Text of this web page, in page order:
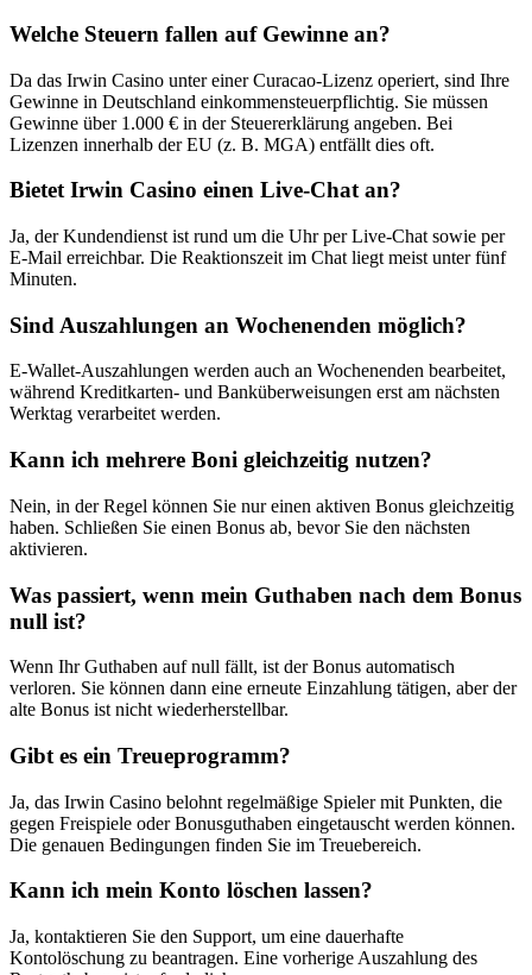
Welche Steuern fallen auf Gewinne an?
Da das Irwin Casino unter einer Curacao-Lizenz operiert, sind Ihre
Gewinne in Deutschland einkommensteuerpflichtig. Sie müssen
Gewinne über 1.000 € in der Steuererklärung angeben. Bei
Lizenzen innerhalb der EU (z. B. MGA) entfällt dies oft.
Bietet Irwin Casino einen Live-Chat an?
Ja, der Kundendienst ist rund um die Uhr per Live-Chat sowie per
E-Mail erreichbar. Die Reaktionszeit im Chat liegt meist unter fünf
Minuten.
Sind Auszahlungen an Wochenenden möglich?
E-Wallet-Auszahlungen werden auch an Wochenenden bearbeitet,
während Kreditkarten- und Banküberweisungen erst am nächsten
Werktag verarbeitet werden.
Kann ich mehrere Boni gleichzeitig nutzen?
Nein, in der Regel können Sie nur einen aktiven Bonus gleichzeitig
haben. Schließen Sie einen Bonus ab, bevor Sie den nächsten
aktivieren.
Was passiert, wenn mein Guthaben nach dem Bonus
null ist?
Wenn Ihr Guthaben auf null fällt, ist der Bonus automatisch
verloren. Sie können dann eine erneute Einzahlung tätigen, aber der
alte Bonus ist nicht wiederherstellbar.
Gibt es ein Treueprogramm?
Ja, das Irwin Casino belohnt regelmäßige Spieler mit Punkten, die
gegen Freispiele oder Bonusguthaben eingetauscht werden können.
Die genauen Bedingungen finden Sie im Treuebereich.
Kann ich mein Konto löschen lassen?
Ja, kontaktieren Sie den Support, um eine dauerhafte
Kontolöschung zu beantragen. Eine vorherige Auszahlung des